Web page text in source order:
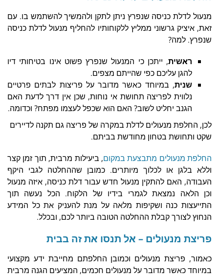
מנעול לדלת כניסה שנפרץ ניתן לתקן ולהמשיך להשתמש בו. עם
זאת, איציק גרשוני ממליץ ללקוחותיו להחליף מנעול לדלת כניסה
שנפרץ. למה?
ראשית, ייתכן כי המנעול שנפרץ פשוט אינו בטיחותי דיו
להגן עליכם כפי שהייתם מצפים.
שנית, במיוחד כאשר מדובר על פריצות לבתים פרטיים
נלווית לפריצה תחושת אי נוחות, שכן אין דרך לדעת האם
הגנב יחליט לשוב? האם הוא שכפל לעצמו מפתח? וכדומה.
לכן, החלפת מנעולים לדלת במקרה של פריצה גם תקנה לדיירים
שקט ותחושת בטחון מחודשת בביתם.
החלפת מנעולים מתבצעת במקום, ביעילות מרבית, תוך זמן קצר
וללא בלגן או לכלוך מיותרים. כמובן שההחלטה לגבי היקף
העבודה, האם להתקין מנעול חדש עבור דלת כניסה, איזה מנעול
וכן הלאה נמצאת לגמרי בידיו של הלקוח. הכל נעשה תוך
התייעצות כנה ושקיפות מלאה על מנת להעניק את כל המידע
הנחוץ לצורך קבלת ההחלטה הטובה ביותר לכם, ובכלל.
פריצת מנעולים – אל תנסו את זה בבית
כאמור, פריצת מנעולים וכמובן החלפתם מחייבת ידע מקצועי
במיוחד כאשר מדובר על מנעולים חכמים, המציעים הגנה מרבית